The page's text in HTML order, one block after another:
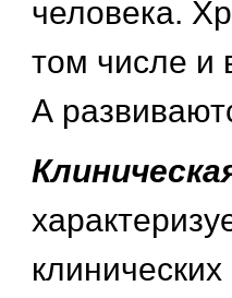
человека.
том числе и
А